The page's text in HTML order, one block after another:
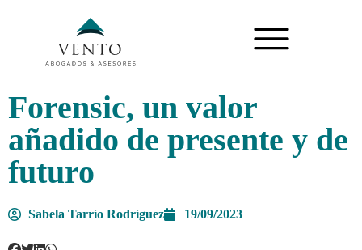
Forensic, un valor
añadido de presente y de
futuro
Sabela Tarrío Rodríguez 19/09/2023